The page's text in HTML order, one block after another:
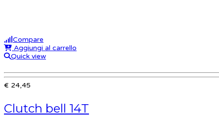
Compare
Aggiungi al carrello
Quick view
€ 24,45
Clutch bell 14T